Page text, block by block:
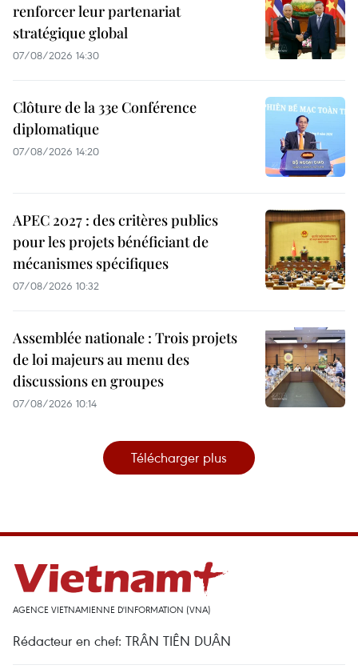
renforcer leur partenariat
stratégique global
07/08/2026 14:30
Clôture de la 33e Conférence
diplomatique
07/08/2026 14:20
APEC 2027 : des critères publics
pour les projets bénéficiant de
mécanismes spécifiques
07/08/2026 10:32
Assemblée nationale : Trois projets
de loi majeurs au menu des
discussions en groupes
07/08/2026 10:14
Télécharger plus
AGENCE VIETNAMIENNE D'INFORMATION (VNA)
Rédacteur en chef: TRÂN TIÊN DUÂN